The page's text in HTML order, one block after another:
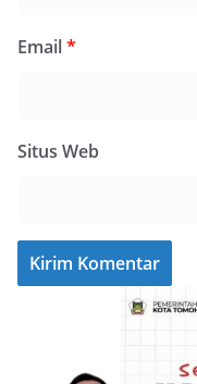
Email*
Situs Web